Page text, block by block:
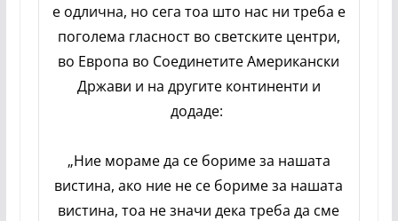
е одлична, но сега тоа што нас ни треба е
поголема гласност во светските центри,
во Европа во Соединетите Американски
Држави и на другите континенти и
додаде:
„Ние мораме да се бориме за нашата
вистина, ако ние не се бориме за нашата
вистина, тоа не значи дека треба да сме